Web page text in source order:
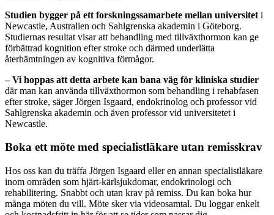
Studien bygger på ett forskningssamarbete mellan universitet i
Newcastle, Australien och Sahlgrenska akademin i Göteborg.
Studiernas resultat visar att behandling med tillväxthormon kan ge
förbättrad kognition efter stroke och därmed underlätta
återhämtningen av kognitiva förmågor.
– Vi hoppas att detta arbete kan bana väg för kliniska studier
där man kan använda tillväxthormon som behandling i rehabfasen
efter stroke, säger Jörgen Isgaard, endokrinolog och professor vid
Sahlgrenska akademin och även professor vid universitetet i
Newcastle.
Boka ett möte med specialistläkare utan remisskrav
Hos oss kan du träffa Jörgen Isgaard eller en annan specialistläkare
inom områden som hjärt-kärlsjukdomar, endokrinologi och
rehabilitering. Snabbt och utan krav på remiss. Du kan boka hur
många möten du vill. Möte sker via videosamtal. Du loggar enkelt